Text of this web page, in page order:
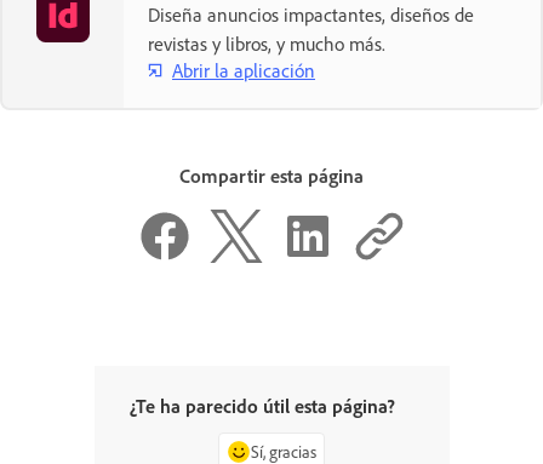
Diseña anuncios impactantes, diseños de
revistas y libros, y mucho más.
Abrir la aplicación
Compartir esta página
¿Te ha parecido útil esta página?
Sí, gracias